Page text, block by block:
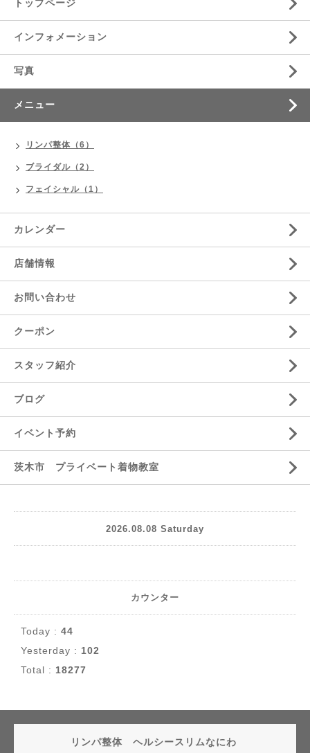
トップページ
インフォメーション
写真
メニュー
リンパ整体（6）
ブライダル（2）
フェイシャル（1）
カレンダー
店舗情報
お問い合わせ
クーポン
スタッフ紹介
ブログ
イベント予約
茨木市 プライベート着物教室
2026.08.08 Saturday
カウンター
Today : 44
Yesterday : 102
Total : 18277
リンパ整体 ヘルシースリムなにわ